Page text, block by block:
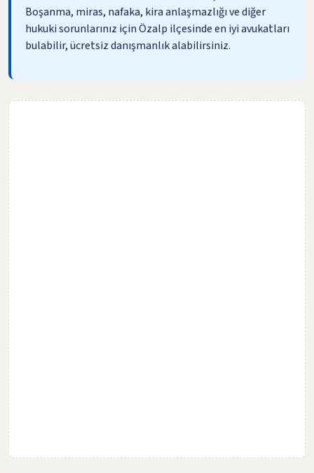
Boşanma, miras, nafaka, kira anlaşmazlığı ve diğer
hukuki sorunlarınız için Özalp ilçesinde en iyi avukatları
bulabilir, ücretsiz danışmanlık alabilirsiniz.